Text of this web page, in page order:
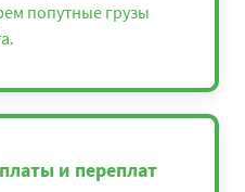
попутные грузы
и переплат